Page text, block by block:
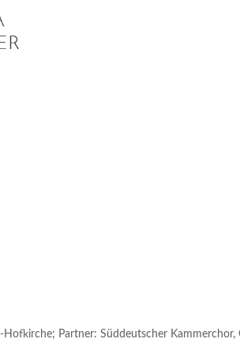
Hofkirche; Partner: Süddeutscher